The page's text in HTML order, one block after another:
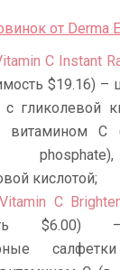
от Derma E
C Instant
$19.16) –
гликолевой
витамином
кислотой;
C
$6.00)